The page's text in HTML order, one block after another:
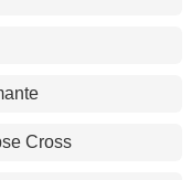
Cross